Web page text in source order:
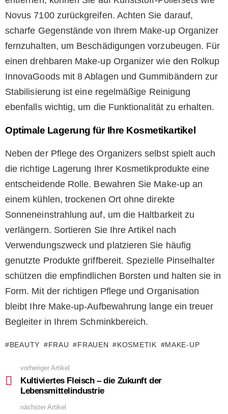
Novus 7100 zurückgreifen. Achten Sie darauf,
scharfe Gegenstände von Ihrem Make-up Organizer
fernzuhalten, um Beschädigungen vorzubeugen. Für
einen drehbaren Make-up Organizer wie den Rolkup
InnovaGoods mit 8 Ablagen und Gummibändern zur
Stabilisierung ist eine regelmäßige Reinigung
ebenfalls wichtig, um die Funktionalität zu erhalten.
Optimale Lagerung für Ihre Kosmetikartikel
Neben der Pflege des Organizers selbst spielt auch
die richtige Lagerung Ihrer Kosmetikprodukte eine
entscheidende Rolle. Bewahren Sie Make-up an
einem kühlen, trockenen Ort ohne direkte
Sonneneinstrahlung auf, um die Haltbarkeit zu
verlängern. Sortieren Sie Ihre Artikel nach
Verwendungszweck und platzieren Sie häufig
genutzte Produkte griffbereit. Spezielle Pinselhalter
schützen die empfindlichen Borsten und halten sie in
Form. Mit der richtigen Pflege und Organisation
bleibt Ihre Make-up-Aufbewahrung lange ein treuer
Begleiter in Ihrem Schminkbereich.
BEAUTY FRAU FRAUEN KOSMETIK MAKE-UP
more
vorheriger Artikel
Kultiviertes Fleisch – die Zukunft der
Lebensmittelindustrie
nächster Artikel